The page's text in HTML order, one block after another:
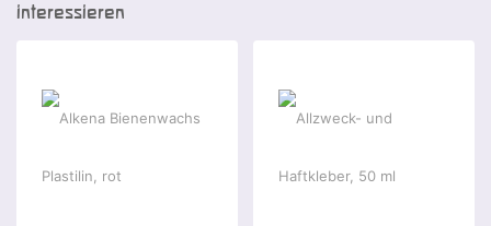
interessieren